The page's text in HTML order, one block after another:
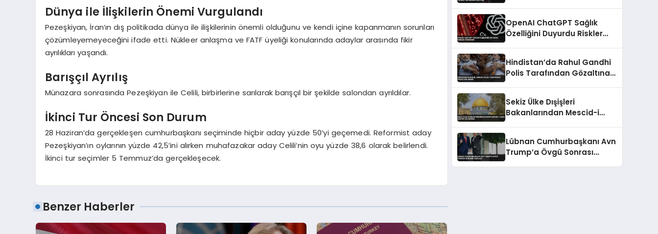
Dünya ile İlişkilerin Önemi Vurgulandı
Pezeşkiyan, İran’ın dış politikada dünya ile ilişkilerinin önemli olduğunu ve kendi içine kapanmanın sorunları
çözümleyemeyeceğini ifade etti. Nükleer anlaşma ve FATF üyeliği konularında adaylar arasında fikir
ayrılıkları yaşandı.
Barışçıl Ayrılış
Münazara sonrasında Pezeşkiyan ile Celili, birbirlerine sarılarak barışçıl bir şekilde salondan ayrıldılar.
İkinci Tur Öncesi Son Durum
28 Haziran’da gerçekleşen cumhurbaşkanı seçiminde hiçbir aday yüzde 50’yi geçemedi. Reformist aday
Pezeşkiyan’ın oylarının yüzde 42,5’ini alırken muhafazakar aday Celili’nin oyu yüzde 38,6 olarak belirlendi.
İkinci tur seçimler 5 Temmuz’da gerçekleşecek.
Benzer Haberler
OpenAI ChatGPT Sağlık
Özelliğini Duyurdu Riskler
Hindistan’da Rahul Gandhi
Polis Tarafından Gözaltına
Sekiz Ülke Dışişleri
Bakanlarından Mescid-i
Lübnan Cumhurbaşkanı Avn
Trump’a Övgü Sonrası